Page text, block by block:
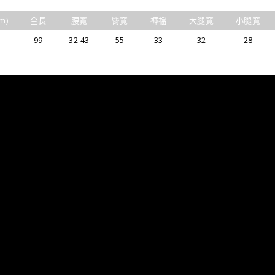
全長 腰寬 臀寬 褲襠 大腿寬 小腿寬
99 32-43 55 33 32 28